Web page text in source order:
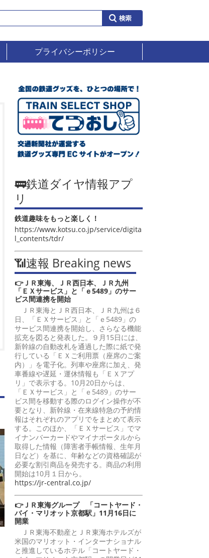
プライバシーポリシー
🚃鉄道ダイヤ情報アプ
リ
鉄道趣味をもっと楽しく！
https://www.kotsu.co.jp/service/digita
l_contents/tdr/
📶速報 Breaking news
👉ＪＲ東海、ＪＲ西日本、ＪＲ九州
「ＥＸサービス」と「ｅ5489」のサー
ビス間連携を開始
ＪＲ東海とＪＲ西日本、ＪＲ九州は６
日、「ＥＸサービス」と「ｅ5489」の
サービス間連携を開始し、さらなる機能
拡充を図ると発表した。９月15日には、
新幹線の自動改札を通過した際に紙で発
行している「ＥＸご利用票（座席のご案
内）」を電子化。列車や座席に加え、発
車番線や遅延・運休情報も「ＥＸアプ
リ」で表示する。10月20日からは、
「ＥＸサービス」と「ｅ5489」のサー
ビス間を移動する際のログイン操作が不
要となり、新幹線・在来線特急の予約情
報はそれぞれのアプリでをまとめて表示
する。このほか、「ＥＸサービス」でマ
イナンバーカードやマイナポータルから
取得した情報（障害者手帳情報、生年月
日など）を基に、年齢などの資格確認が
必要な割引商品を発売する。商品の利用
開始は10月１日から。
https://jr-central.co.jp/
👉ＪＲ東海グループ 「コートヤード・
バイ・マリオット京都駅」11月16日に
開業
ＪＲ東海不動産とＪＲ東海ホテルズが
米国のマリオット・インターナショナル
と推進しているホテル「コートヤード・